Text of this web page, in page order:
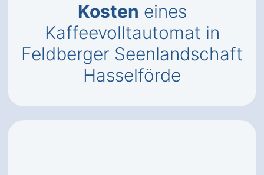
Kosten eines
Kaffeevolltautomat in
Feldberger Seenlandschaft
Hasselförde